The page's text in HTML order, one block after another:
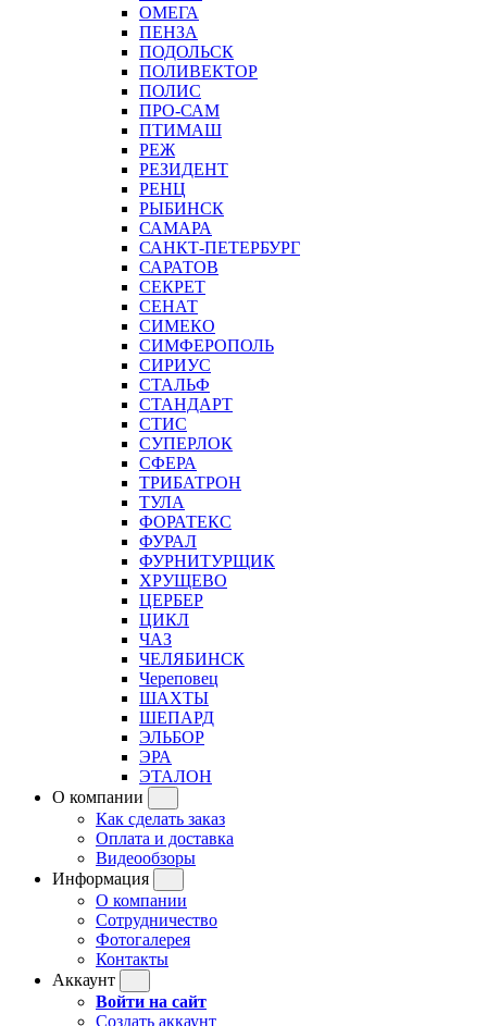
ОМЕГА
ПЕНЗА
ПОДОЛЬСК
ПОЛИВЕКТОР
ПОЛИС
ПРО-САМ
ПТИМАШ
РЕЖ
РЕЗИДЕНТ
РЕНЦ
РЫБИНСК
САМАРА
САНКТ-ПЕТЕРБУРГ
САРАТОВ
СЕКРЕТ
СЕНАТ
СИМЕКО
СИМФЕРОПОЛЬ
СИРИУС
СТАЛЬФ
СТАНДАРТ
СТИС
СУПЕРЛОК
СФЕРА
ТРИБАТРОН
ТУЛА
ФОРАТЕКС
ФУРАЛ
ФУРНИТУРЩИК
ХРУЩЕВО
ЦЕРБЕР
ЦИКЛ
ЧАЗ
ЧЕЛЯБИНСК
Череповец
ШАХТЫ
ШЕПАРД
ЭЛЬБОР
ЭРА
ЭТАЛОН
О компании
Как сделать заказ
Оплата и доставка
Видеообзоры
Информация
О компании
Сотрудничество
Фотогалерея
Контакты
Аккаунт
Войти на сайт
Создать аккаунт